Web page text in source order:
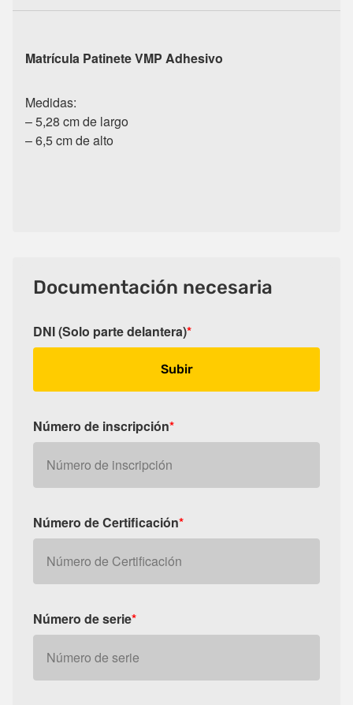
Matrícula Patinete VMP Adhesivo
Medidas:
– 5,28 cm de largo
– 6,5 cm de alto
Documentación necesaria
DNI (Solo parte delantera)*
Subir
Número de inscripción*
Número de Certificación*
Número de serie*